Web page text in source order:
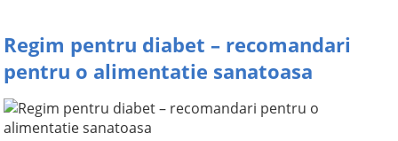
Regim pentru diabet – recomandari
pentru o alimentatie sanatoasa